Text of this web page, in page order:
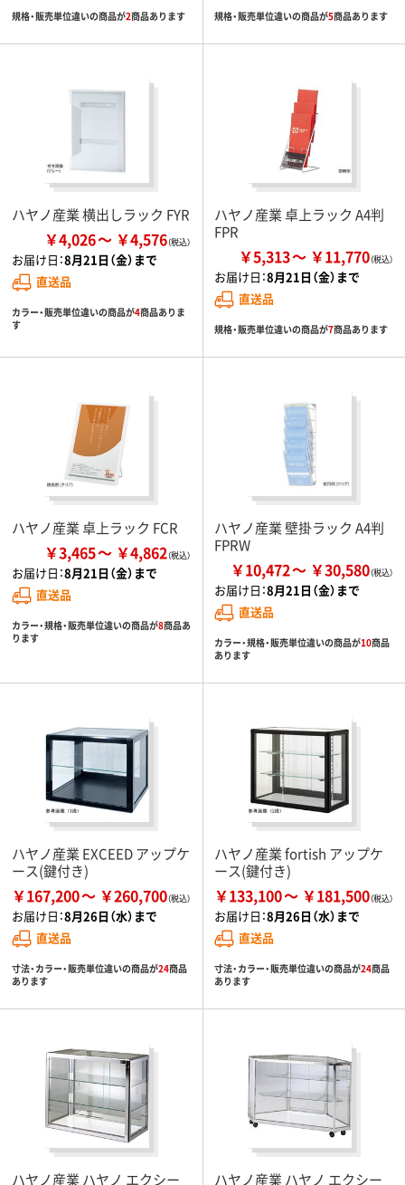
規格・販売単位違いの商品が2商品あります 規格・販売単位違いの商品が5商品あります
ハヤノ産業 横出しラック FYR
￥4,026 ￥4,576
お届け日：8月21日（金）まで
直送品
カラー・販売単位違いの商品が4商品ありま
す
ハヤノ産業 卓上ラック A4判
FPR
￥5,313 ￥11,770
お届け日：8月21日（金）まで
直送品
規格・販売単位違いの商品が7商品あります
ハヤノ産業 卓上ラック FCR
￥3,465 ￥4,862
お届け日：8月21日（金）まで
直送品
カラー・規格・販売単位違いの商品が8商品あ
ります
ハヤノ産業 壁掛ラック A4判
FPRW
￥10,472 ￥30,580
お届け日：8月21日（金）まで
直送品
カラー・規格・販売単位違いの商品が10商品
あります
ハヤノ産業 EXCEED アップケ
ース(鍵付き)
￥167,200 ￥260,700
お届け日：8月26日（水）まで
直送品
寸法・カラー・販売単位違いの商品が24商品
あります
ハヤノ産業 fortish アップケ
ース(鍵付き)
￥133,100 ￥181,500
お届け日：8月26日（水）まで
直送品
寸法・カラー・販売単位違いの商品が24商品
あります
ハヤノ産業 ハヤノ エクシー ハヤノ産業 ハヤノ エクシー